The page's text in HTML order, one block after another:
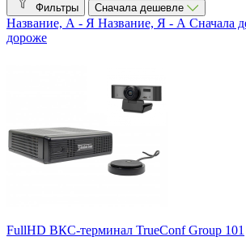
CleverMic 1
Фильтры Сначала дешевле
Название, А - Я Название, Я - А Сначала
дороже
FullHD ВКС-терминал TrueConf Group 101